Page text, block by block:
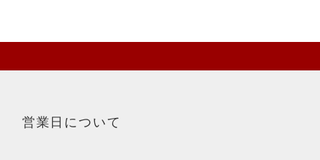
営業日について